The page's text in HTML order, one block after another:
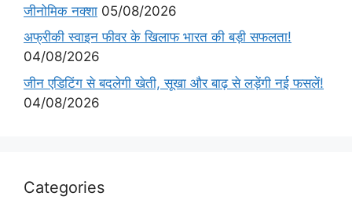
जीनोमिक नक्शा 05/08/2026
अफ्रीकी स्वाइन फीवर के खिलाफ भारत की बड़ी सफलता!
04/08/2026
जीन एडिटिंग से बदलेगी खेती, सूखा और बाढ़ से लड़ेंगी नई फसलें!
04/08/2026
Categories